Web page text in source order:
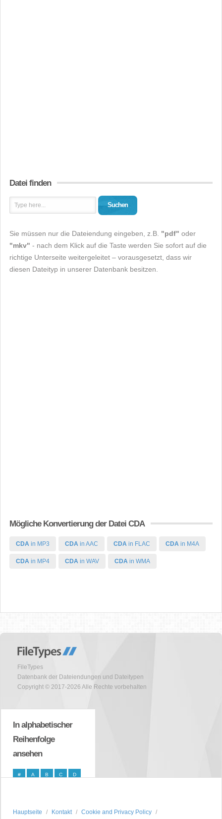
Datei finden
Suchen
Sie müssen nur die Dateiendung eingeben, z.B. "pdf" oder
"mkv" - nach dem Klick auf die Taste werden Sie sofort auf die
richtige Unterseite weitergeleitet – vorausgesetzt, dass wir
diesen Dateityp in unserer Datenbank besitzen.
Mögliche Konvertierung der Datei CDA
CDA in MP3 CDA in AAC CDA in FLAC CDA in M4A
CDA in MP4 CDA in WAV CDA in WMA
FileTypes
Datenbank der Dateiendungen und Dateitypen
Copyright © 2017-2026 Alle Rechte vorbehalten
In alphabetischer
Reihenfolge
ansehen
# A B C D
Hauptseite Kontakt Cookie and Privacy Policy